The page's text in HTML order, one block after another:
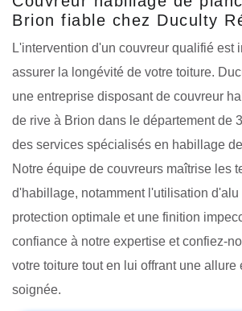
Brion fiable chez Duculty
L'intervention d'un couvreur qualifié est
assurer la longévité de votre toiture.
une entreprise disposant de couvreur
de rive à Brion dans le département de
des services spécialisés en habillage
Notre équipe de couvreurs maîtrise les
d'habillage, notamment l'utilisation
protection optimale et une finition
confiance à notre expertise et confiez-
votre toiture tout en lui offrant une allure
soignée.